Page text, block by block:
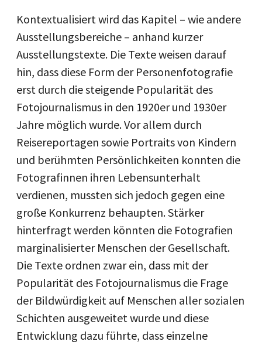
Kontextualisiert wird das Kapitel – wie andere
Ausstellungsbereiche – anhand kurzer
Ausstellungstexte. Die Texte weisen darauf
hin, dass diese Form der Personenfotografie
erst durch die steigende Popularität des
Fotojournalismus in den 1920er und 1930er
Jahre möglich wurde. Vor allem durch
Reisereportagen sowie Portraits von Kindern
und berühmten Persönlichkeiten konnten die
Fotografinnen ihren Lebensunterhalt
verdienen, mussten sich jedoch gegen eine
große Konkurrenz behaupten. Stärker
hinterfragt werden könnten die Fotografien
marginalisierter Menschen der Gesellschaft.
Die Texte ordnen zwar ein, dass mit der
Popularität des Fotojournalismus die Frage
der Bildwürdigkeit auf Menschen aller sozialen
Schichten ausgeweitet wurde und diese
Entwicklung dazu führte, dass einzelne